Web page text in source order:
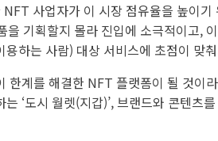
사업자가 이 시장 점유율을 높이
을 기획할지 몰라 진입에 소극적이고,
용하는 사람) 대상 서비스에 초점이 맞
한계를 해결한 NFT 플랫폼이 될 것이
는 ‘도시 월렛(지갑)’, 브랜드와 콘텐츠